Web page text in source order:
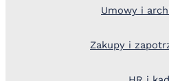
Umowy i
Zakupy i